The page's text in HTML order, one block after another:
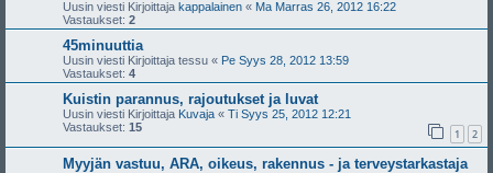
Uusin viesti Kirjoittaja kappalainen « Ma Marras 26, 2012 16:22
Vastaukset: 2
45minuuttia
Uusin viesti Kirjoittaja tessu « Pe Syys 28, 2012 13:59
Vastaukset: 4
Kuistin parannus, rajoutukset ja luvat
Uusin viesti Kirjoittaja Kuvaja « Ti Syys 25, 2012 12:21
Vastaukset: 15 1 2
Myyjän vastuu, ARA, oikeus, rakennus - ja terveystarkastaja